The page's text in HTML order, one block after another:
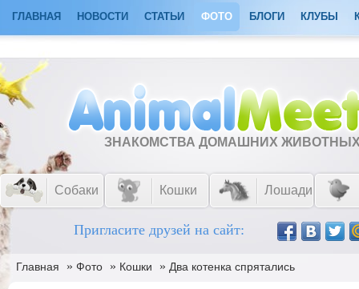
ГЛАВНАЯ НОВОСТИ СТАТЬИ ФОТО БЛОГИ КЛУБЫ
ЗНАКОМСТВА ДОМАШНИХ
Собаки Кошки Лошади
Пригласите друзей на сайт:
Главная » Фото » Кошки » Два котенка спрятались